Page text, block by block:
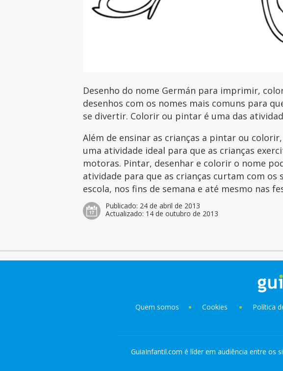
Desenho do nome Germán para imprimir,
desenhos com os nomes mais comuns para
se divertir. Colorir ou pintar é uma das
Além de ensinar as crianças a pintar ou
uma atividade ideal para que as crianças
motoras. Pintar, desenhar e colorir o nome
atividade para que as crianças curtam com os
escola, nos fins de semana e até mesmo nas
Publicado: 24 de abril de 2013
Actualizado: 14 de outubro de 2013
Quem somos Cookies Política
GuiaInfantil.com é líder em audiência entre os